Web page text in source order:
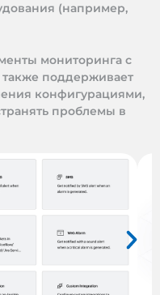
(например,
мониторинга с
поддерживает
конфигурациями,
проблемы в